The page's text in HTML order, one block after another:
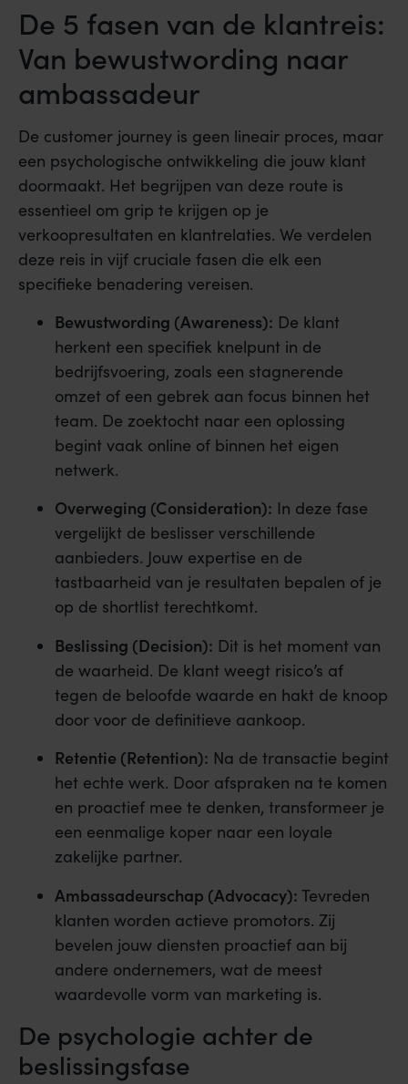
De 5 fasen van de klantreis:
Van bewustwording naar
ambassadeur
De customer journey is geen lineair proces, maar
een psychologische ontwikkeling die jouw klant
doormaakt. Het begrijpen van deze route is
essentieel om grip te krijgen op je
verkoopresultaten en klantrelaties. We verdelen
deze reis in vijf cruciale fasen die elk een
specifieke benadering vereisen.
Bewustwording (Awareness): De klant
herkent een specifiek knelpunt in de
bedrijfsvoering, zoals een stagnerende
omzet of een gebrek aan focus binnen het
team. De zoektocht naar een oplossing
begint vaak online of binnen het eigen
netwerk.
Overweging (Consideration): In deze fase
vergelijkt de beslisser verschillende
aanbieders. Jouw expertise en de
tastbaarheid van je resultaten bepalen of je
op de shortlist terechtkomt.
Beslissing (Decision): Dit is het moment van
de waarheid. De klant weegt risico’s af
tegen de beloofde waarde en hakt de knoop
door voor de definitieve aankoop.
Retentie (Retention): Na de transactie begint
het echte werk. Door afspraken na te komen
en proactief mee te denken, transformeer je
een eenmalige koper naar een loyale
zakelijke partner.
Ambassadeurschap (Advocacy): Tevreden
klanten worden actieve promotors. Zij
bevelen jouw diensten proactief aan bij
andere ondernemers, wat de meest
waardevolle vorm van marketing is.
De psychologie achter de
beslissingsfase